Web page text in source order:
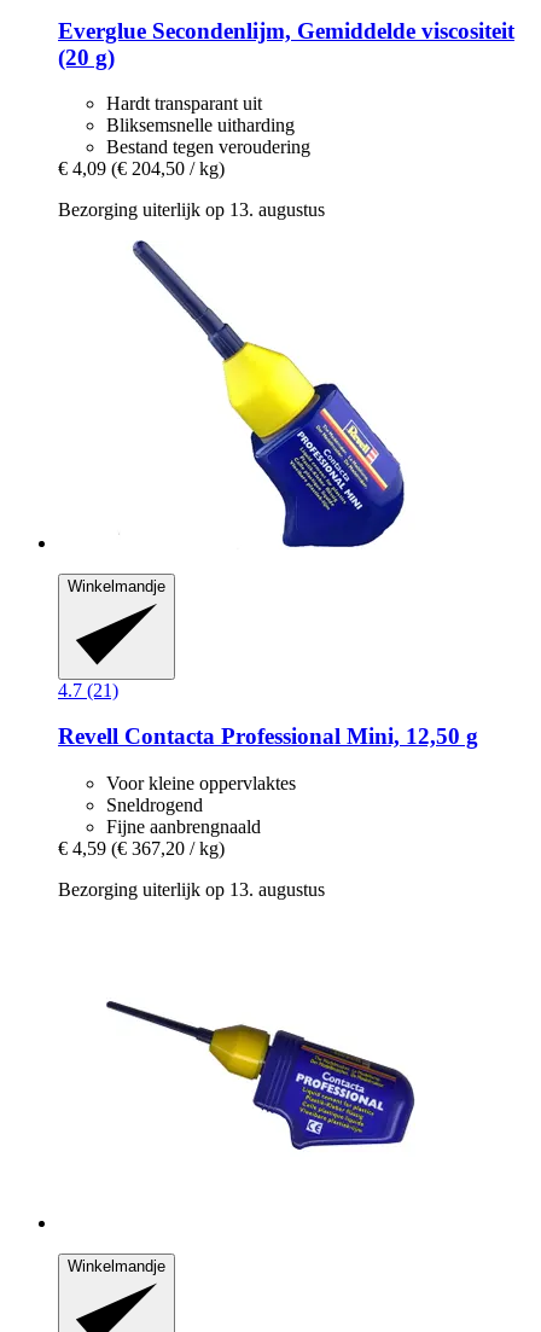
Everglue Secondenlijm, Gemiddelde viscositeit
(20 g)
Hardt transparant uit
Bliksemsnelle uitharding
Bestand tegen veroudering
€ 4,09 (€ 204,50 / kg)
Bezorging uiterlijk op 13. augustus
Winkelmandje
4.7 (21)
Revell Contacta Professional Mini, 12,50 g
Voor kleine oppervlaktes
Sneldrogend
Fijne aanbrengnaald
€ 4,59 (€ 367,20 / kg)
Bezorging uiterlijk op 13. augustus
Winkelmandje